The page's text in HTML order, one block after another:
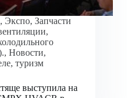
, Экспо, Запчасти
, Новости,
, туризм
выступила на